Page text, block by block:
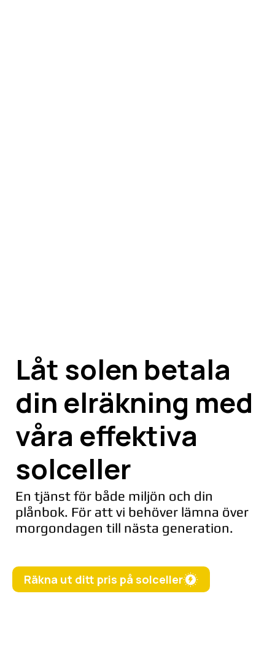
Låt solen betala
din elräkning med
våra effektiva
solceller
En tjänst för både miljön och din
plånbok. För att vi behöver lämna över
morgondagen till nästa generation.
Räkna ut ditt pris på solceller